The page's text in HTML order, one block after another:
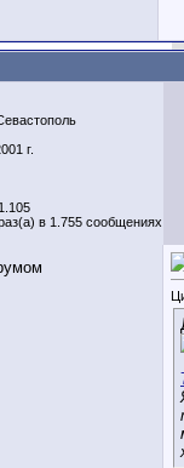
г.
в 1.755 сообщениях